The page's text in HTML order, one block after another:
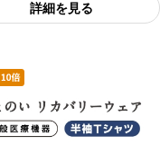
詳細を見る